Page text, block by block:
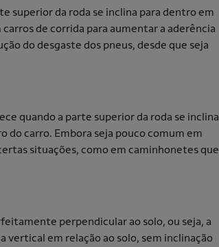
superior da roda se inclina para dentro em
de corrida para aumentar a aderência
do desgaste dos pneus, desde que seja
quando a parte superior da roda se inclina
do carro. Embora seja pouco comum em
situações, como em caminhonetes que
perpendicular ao solo, ou seja, a
vertical em relação ao solo, sem inclinação